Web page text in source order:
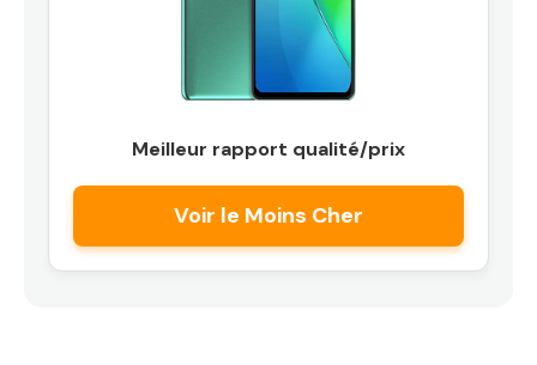
Meilleur rapport qualité/prix
Voir le Moins Cher